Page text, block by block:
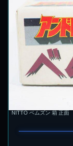
NITTO ベムズン 箱 正面